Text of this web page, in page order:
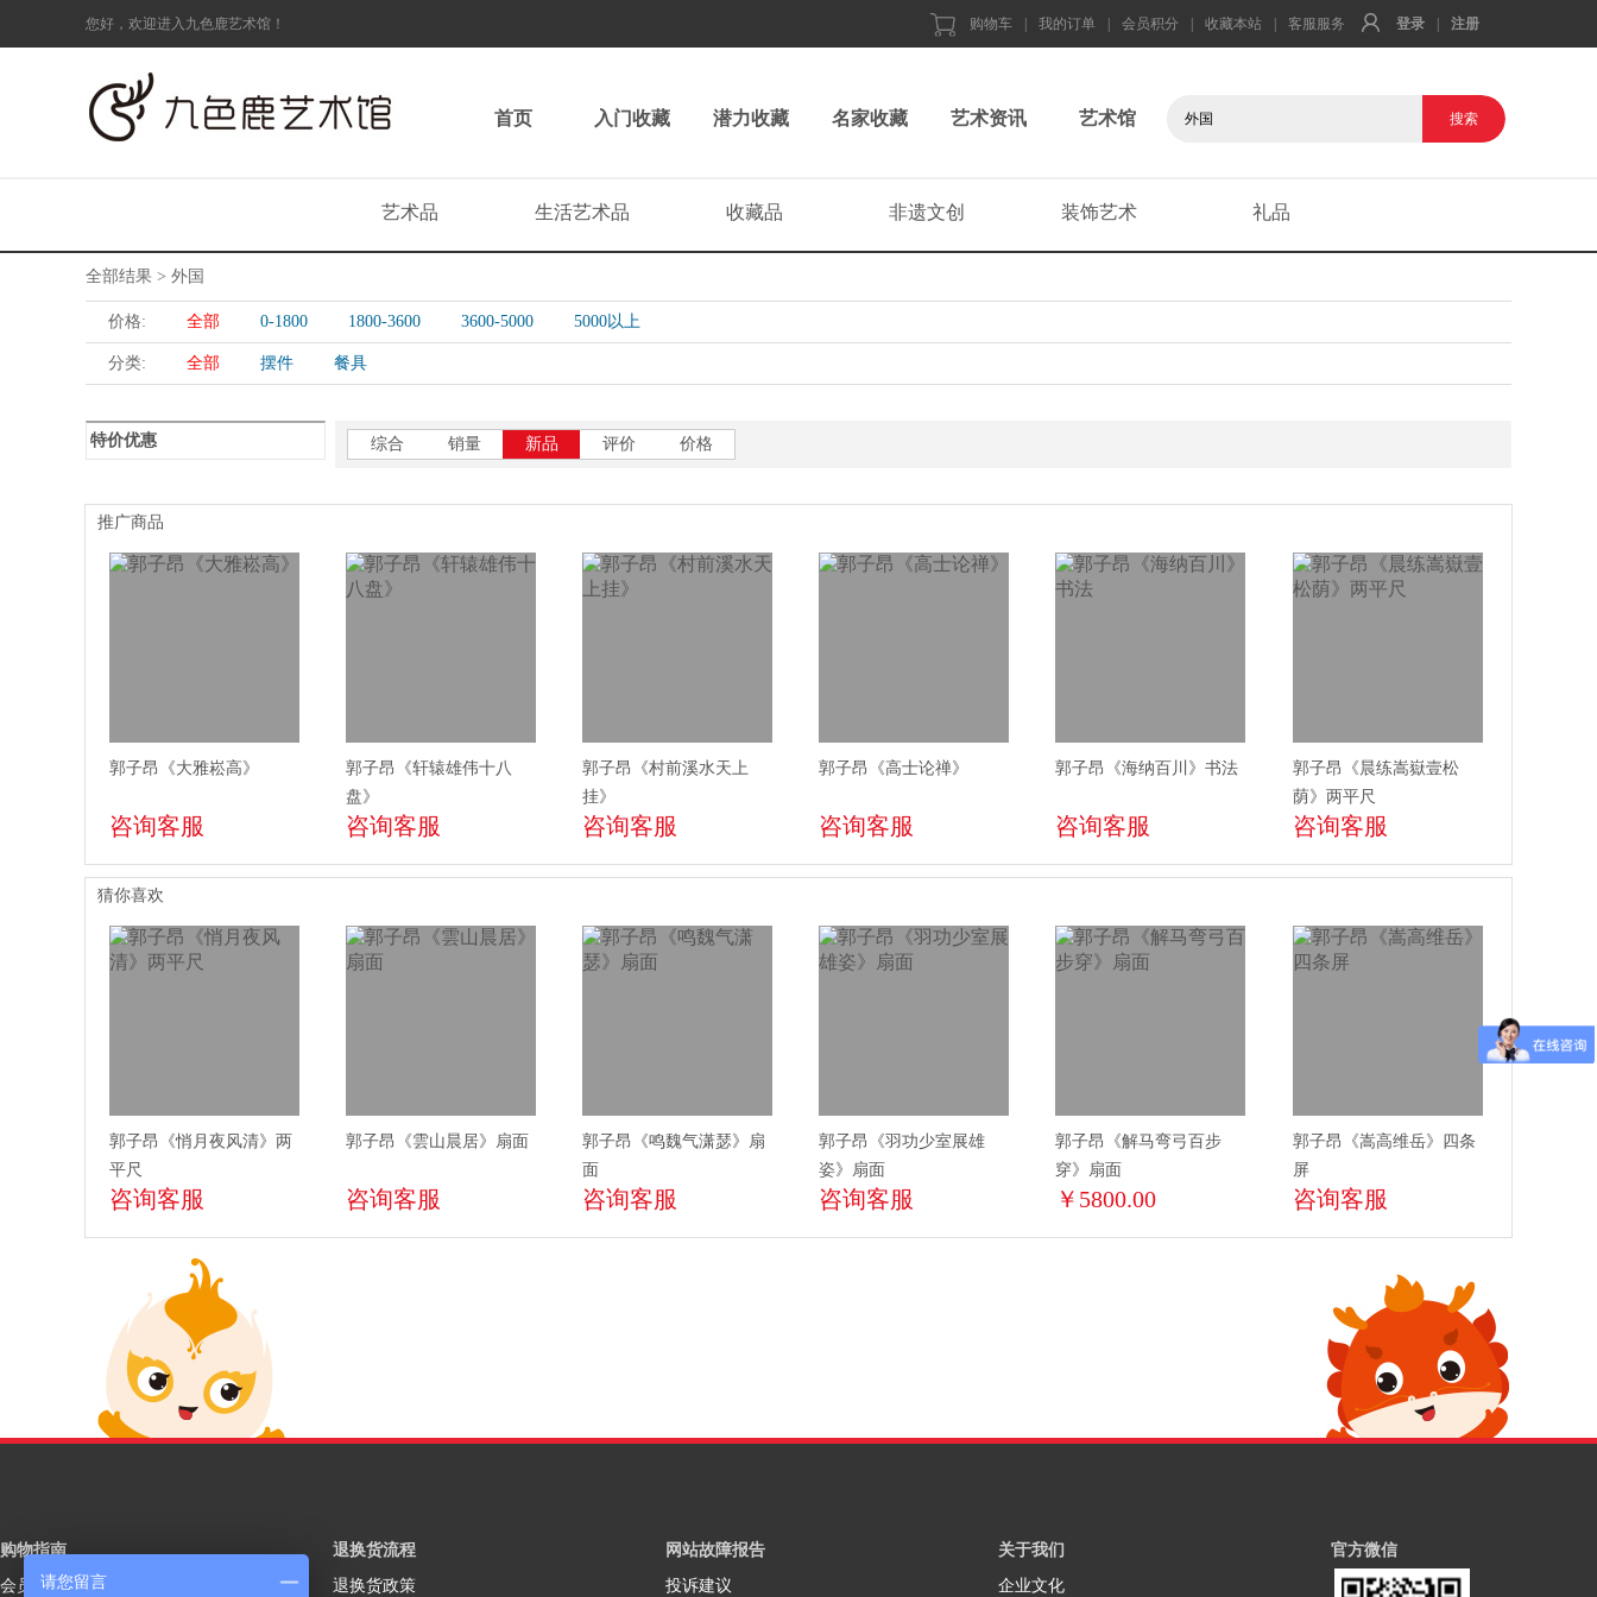
您好，欢迎进入九色鹿艺术馆！ 购物车 我的订单 会员积分 收藏本站 客服服务 登录 注册
首页 入门收藏 潜力收藏 名家收藏 艺术资讯 艺术馆
艺术品 生活艺术品 收藏品 非遗文创 装饰艺术 礼品
全部结果 > 外国
价格: 全部 0-1800 1800-3600 3600-5000 5000以上
分类: 全部 摆件 餐具
特价优惠 综合 销量 新品 评价 价格
推广商品
郭子昂《大雅崧高》
咨询客服
郭子昂《轩辕雄伟十八
盘》
咨询客服
郭子昂《村前溪水天上
挂》
咨询客服
郭子昂《高士论禅》
咨询客服
郭子昂《海纳百川》书法
咨询客服
郭子昂《晨练嵩嶽壹松
荫》两平尺
咨询客服
猜你喜欢
郭子昂《悄月夜风清》两
平尺
咨询客服
郭子昂《雲山晨居》扇面
咨询客服
郭子昂《鸣魏气潇瑟》扇
面
咨询客服
郭子昂《羽功少室展雄
姿》扇面
咨询客服
郭子昂《解马弯弓百步
穿》扇面
￥5800.00
郭子昂《嵩高维岳》四条
屏
咨询客服
购物指南
会员注册
退换货流程
退换货政策
网站故障报告
投诉建议
关于我们
企业文化
官方微信
请您留言